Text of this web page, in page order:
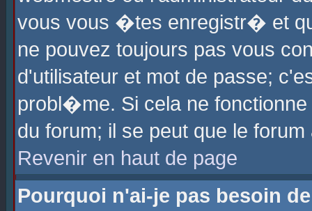
vous vous �tes enregistr� et
ne pouvez toujours pas vous
d'utilisateur et mot de passe;
probl�me. Si cela ne
du forum; il se peut que le
Revenir en haut de page
Pourquoi n'ai-je pas besoin